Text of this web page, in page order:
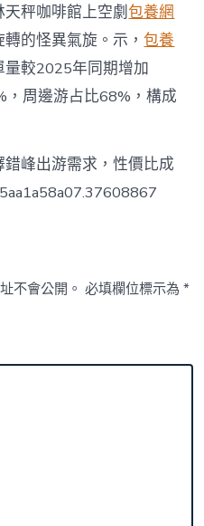
秤咖啡館上空劇包養網
的怪異氣旋。示，包養
較2025年同期增加
周邊游占比68%，構成
峰出游需求，性價比成
不會公開。 必填欄位標示為*